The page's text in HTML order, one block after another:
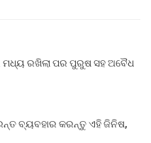
ମଧ୍ୟ ରଖିଲା ପର ପୁରୁଷ ସହ ଅବୈଧ
ବ୍ୟବହାର କରନ୍ତୁ ଏହି ଜିନିଷ,